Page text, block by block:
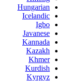
Hungarian
Icelandic
Igbo
Javanese
Kannada
Kazakh
Khmer
Kurdish
Kyrgyz